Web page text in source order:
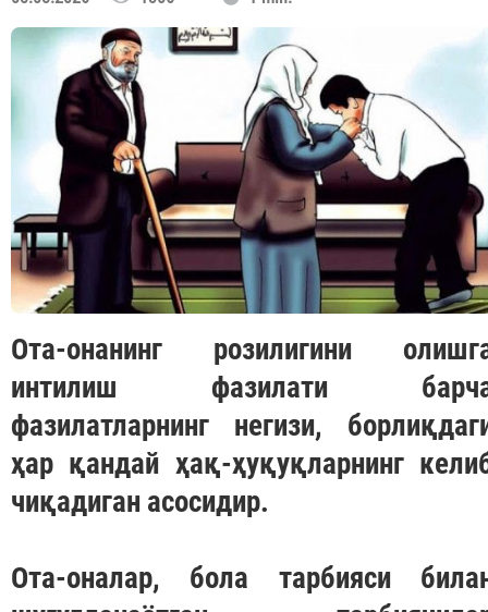
Ота-онанинг розилигини
интилиш фазилати
фазилатларнинг негизи,
ҳар қандай ҳақ-ҳуқуқларнинг
чиқадиган асосидир.
Ота-оналар, бола тарбияси